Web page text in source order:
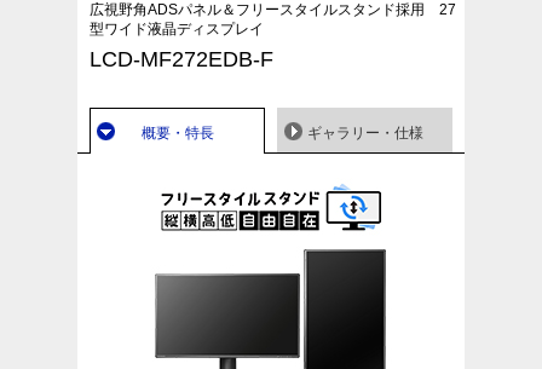
広視野角ADSパネル＆フリースタイルスタンド採用 27
型ワイド液晶ディスプレイ
LCD-MF272EDB-F
概要・特長 ギャラリー・仕様